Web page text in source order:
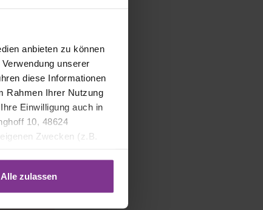
anbieten zu können
unserer
diese Informationen
Rahmen Ihrer Nutzung
Einwilligung auch in
10, 48624
Zwecken (z.B.
Alle zulassen